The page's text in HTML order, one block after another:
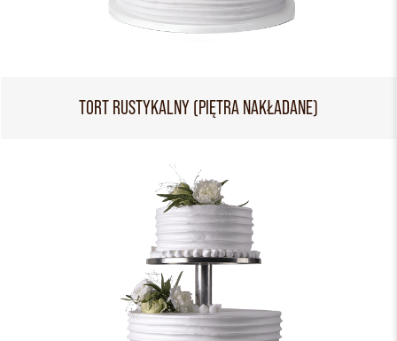
TORT RUSTYKALNY (PIĘTRA NAKŁADANE)